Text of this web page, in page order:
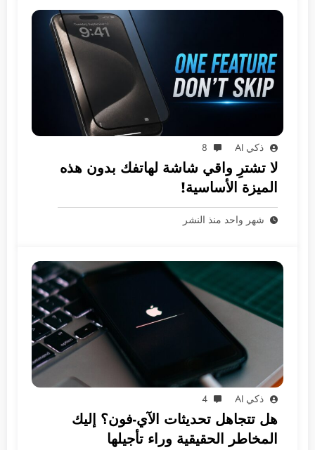
ذكي AI 8
لا تشترِ واقي شاشة لهاتفك بدون هذه
الميزة الأساسية!
شهر واحد منذ النشر
ذكي AI 4
هل تتجاهل تحديثات الآي-فون؟ إليك
المخاطر الحقيقية وراء تأجيلها